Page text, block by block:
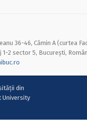
36-46, Cămin A (curtea
1-2 sector 5, București,
din
University